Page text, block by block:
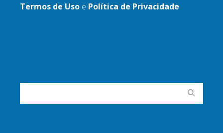
Termos de Uso e Política de Privacidade